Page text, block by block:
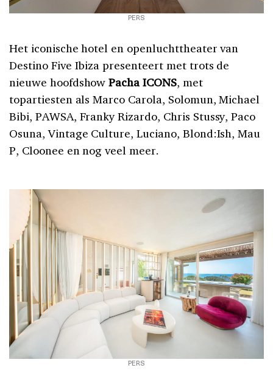
PERS
Het iconische hotel en openluchttheater van
Destino Five Ibiza presenteert met trots de
nieuwe hoofdshowPacha ICONS, met
topartiesten als Marco Carola, Solomun, Michael
Bibi, PAWSA, Franky Rizardo, Chris Stussy, Paco
Osuna, Vintage Culture, Luciano, Blond:Ish, Mau
P, Cloonee en nog veel meer.
PERS